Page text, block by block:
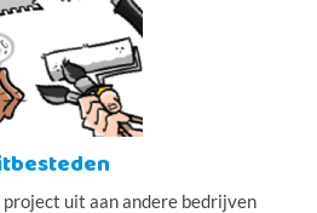
project uit aan andere bedrijven